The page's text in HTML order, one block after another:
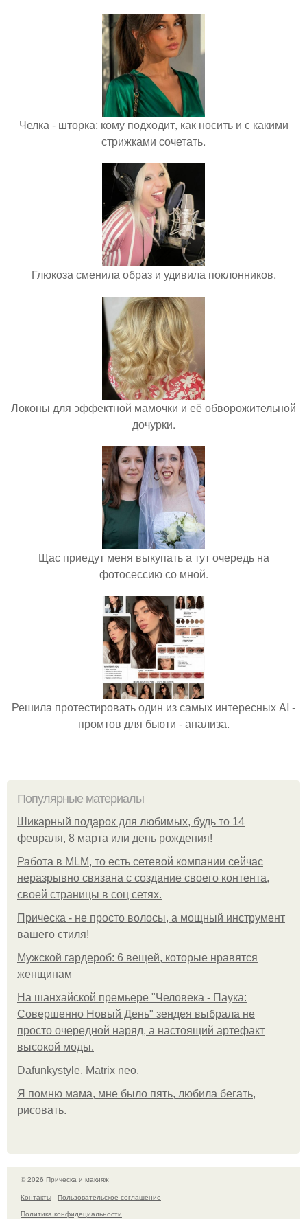
Челка - шторка: кому подходит, как носить и с какими
стрижками сочетать.
Глюкоза сменила образ и удивила поклонников.
Локоны для эффектной мамочки и её обворожительной
дочурки.
Щас приедут меня выкупать а тут очередь на
фотосессию со мной.
Решила протестировать один из самых интересных AI -
промтов для бьюти - анализа.
Популярные материалы
Шикарный подарок для любимых, будь то 14
февраля, 8 марта или день рождения!
Работа в MLM, то есть сетевой компании сейчас
неразрывно связана с создание своего контента,
своей страницы в соц сетях.
Прическа - не просто волосы, а мощный инструмент
вашего стиля!
Мужской гардероб: 6 вещей, которые нравятся
женщинам
На шанхайской премьере "Человека - Паука:
Совершенно Новый День" зендея выбрала не
просто очередной наряд, а настоящий артефакт
высокой моды.
Dafunkystyle. Matrix neo.
Я помню мама, мне было пять, любила бегать,
рисовать.
© 2026 Прическа и макияж
Контакты
Пользовательское соглашение
Политика конфидециальности